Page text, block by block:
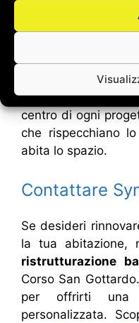
progettazione fino
Il cliente può
sia durante il
assicurarsi che
regola d’arte. La
centro di ogni
che rispecchiano
abita lo spazio.
Contattare
Se desideri
la tua abitazione,
ristrutturazione
Corso San
per offrirti una
personalizzata.